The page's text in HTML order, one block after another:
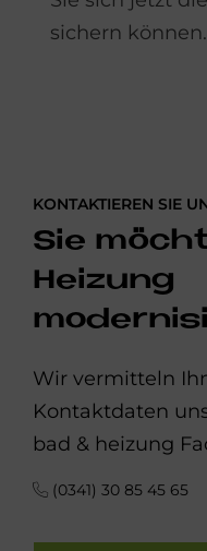
sichern können.
KONTAKTIEREN SIE
Sie
Heizung
Wir vermitteln
Kontaktdaten
bad & heizung
(0341) 30 85 45 65